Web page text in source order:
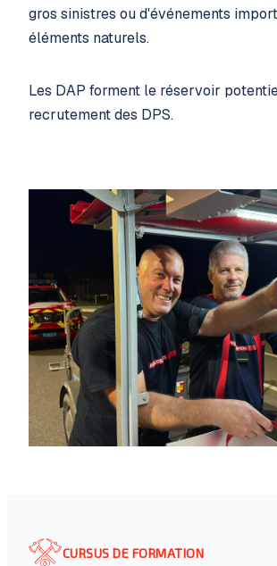
gros sinistres ou d'événements
éléments naturels.
Les DAP forment le réservoir
recrutement des DPS.
CURSUS DE FORMATION